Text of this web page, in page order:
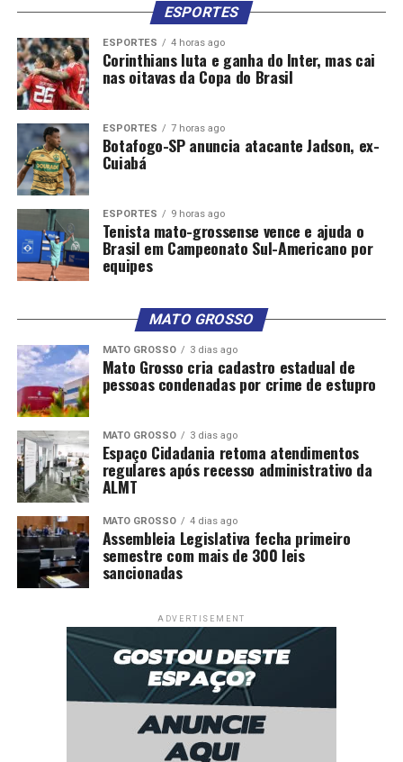
ESPORTES
ESPORTES 4 horas ago
Corinthians luta e ganha do Inter, mas cai
nas oitavas da Copa do Brasil
ESPORTES 7 horas ago
Botafogo-SP anuncia atacante Jadson, ex-
Cuiabá
ESPORTES 9 horas ago
Tenista mato-grossense vence e ajuda o
Brasil em Campeonato Sul-Americano por
equipes
MATO GROSSO
MATO GROSSO 3 dias ago
Mato Grosso cria cadastro estadual de
pessoas condenadas por crime de estupro
MATO GROSSO 3 dias ago
Espaço Cidadania retoma atendimentos
regulares após recesso administrativo da
ALMT
MATO GROSSO 4 dias ago
Assembleia Legislativa fecha primeiro
semestre com mais de 300 leis
sancionadas
ADVERTISEMENT